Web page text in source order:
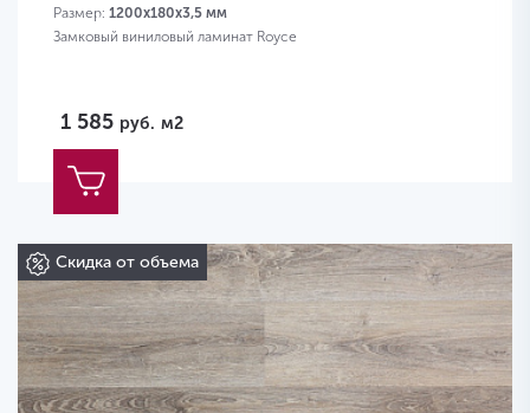
Размер: 1200х180х3,5 мм
Замковый виниловый ламинат Royce
1 585 руб. м2
Скидка от объема